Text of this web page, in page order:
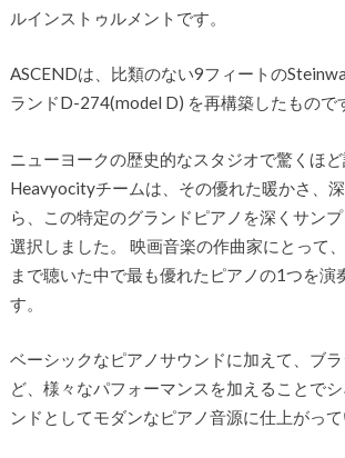
ルインストゥルメントです。
ASCENDは、比類のない9フィートの
ランドD-274(model D) を再構築したもので
ニューヨークの歴史的なスタジオで驚くほど
Heavyocityチームは、その優れた暖かさ、
ら、この特定のグランドピアノを深くサン
選択しました。 映画音楽の作曲家にとって
まで聴いた中で最も優れたピアノの1つを演
す。
ベーシックなピアノサウンドに加えて、ブ
ど、様々なパフォーマンスを加えることで
ンドとしてモダンなピアノ音源に仕上がって